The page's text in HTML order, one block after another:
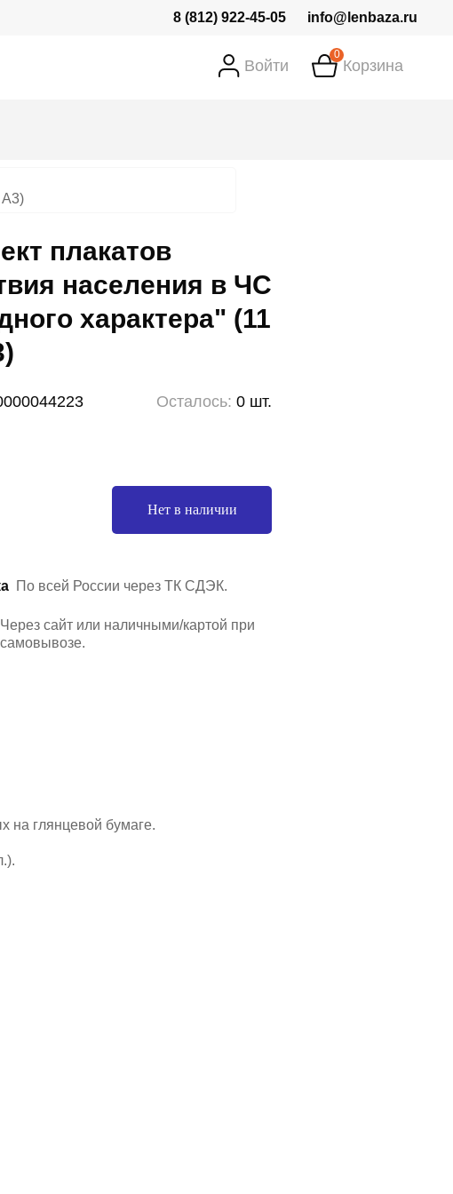
8 (812) 922-45-05 info@lenbaza.ru
Войти Корзина
0
А3)
плакатов
населения в ЧС
характера" (11
Осталось: 0 шт.
Нет в наличии
По всей России через ТК СДЭК.
Через сайт или наличными/картой при
самовывозе.
на глянцевой бумаге.